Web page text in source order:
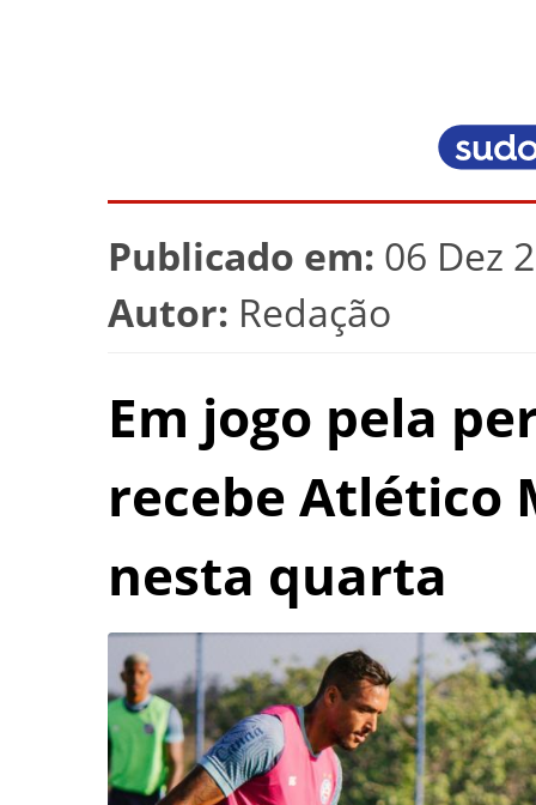
Publicado em: 06 Dez
Autor: Redação
Em jogo pela
recebe Atlético
nesta quarta